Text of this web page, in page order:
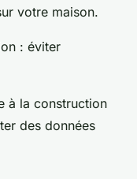
votre maison.
: éviter
à la construction
des données